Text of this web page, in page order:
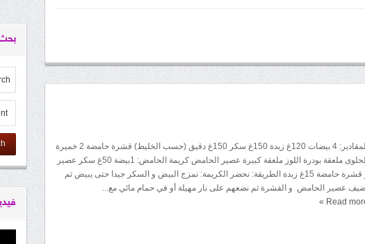
المقادير: 4 بيضات 120غ زبدة 150غ سكر 150غ دقيق (حسب الخليط) قشرة حامضة 2 خميرة
الحلوى ملعقة بودرة اللوز ملعقة كبيرة عصير الحامض كريمة الحامض: 1بيضة 50غ سكر عصير
و قشرة حامضة 15غ زبدة الطريقة: نحضر الكريمة: نمزج البيض و السكر جيدا حتى يبيض ثم
عصير الحامض و القشرة ثم نضعهم على نار مهيلة أو في حمام مائي مع...
Read
»